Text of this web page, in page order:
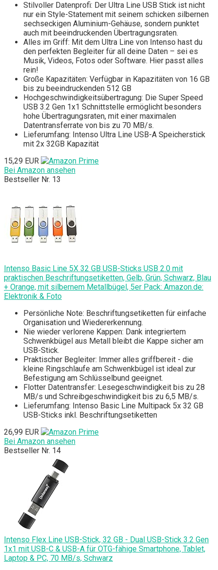
Stilvoller Datenprofi: Der Ultra Line USB Stick ist nicht
nur ein Style-Statement mit seinem schicken silbernen
sechseckigen Aluminium-Gehäuse, sondern punktet
auch mit beeindruckenden Übertragungsraten.
Alles im Griff: Mit dem Ultra Line von Intenso hast du
den perfekten Begleiter für all deine Daten – sei es
Musik, Videos, Fotos oder Software. Hier passt alles
rein!
Große Kapazitäten: Verfügbar in Kapazitäten von 16 GB
bis zu beeindruckenden 512 GB
Hochgeschwindigkeitsübertragung: Die Super Speed
USB 3.2 Gen 1x1 Schnittstelle ermöglicht besonders
hohe Übertragungsraten, mit einer maximalen
Datentransferrate von bis zu 70 MB/s.
Lieferumfang: Intenso Ultra Line USB-A Speicherstick
mit 2x 32GB Kapazität
15,29 EUR
Bei Amazon ansehen
Bestseller Nr. 13
Intenso Basic Line 5X 32 GB USB-Sticks USB 2.0 mit
praktischen Beschriftungsetiketten, Gelb, Grün, Schwarz, Blau
+ Orange, mit silbernem Metallbügel, 5er Pack: Amazon.de:
Elektronik & Foto
Persönliche Note: Beschriftungsetiketten für einfache
Organisation und Wiedererkennung.
Nie wieder verlorene Kappen: Dank integriertem
Schwenkbügel aus Metall bleibt die Kappe sicher am
USB-Stick.
Praktischer Begleiter: Immer alles griffbereit - die
kleine Ringschlaufe am Schwenkbügel ist ideal zur
Befestigung am Schlüsselbund geeignet.
Flotter Datentransfer: Lesegeschwindigkeit bis zu 28
MB/s und Schreibgeschwindigkeit bis zu 6,5 MB/s.
Lieferumfang: Intenso Basic Line Multipack 5x 32 GB
USB-Sticks inkl. Beschriftungsetiketten
26,99 EUR
Bei Amazon ansehen
Bestseller Nr. 14
Intenso Flex Line USB-Stick, 32 GB - Dual USB-Stick 3.2 Gen
1x1 mit USB-C & USB-A für OTG-fähige Smartphone, Tablet,
Laptop & PC, 70 MB/s, Schwarz